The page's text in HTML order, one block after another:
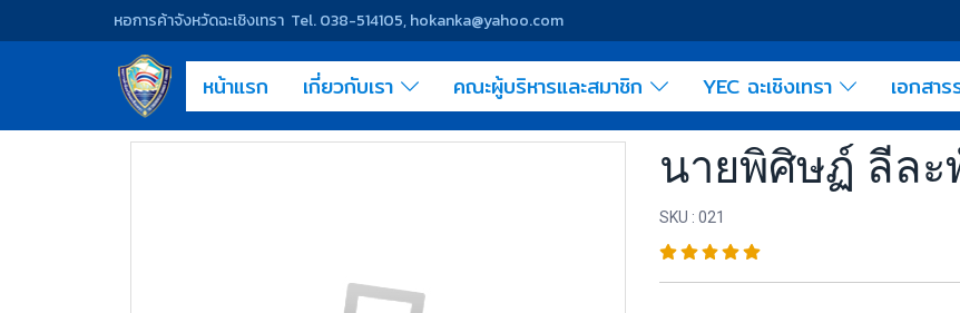
หอการค้าจังหวัดฉะเชิงเทรา Tel. 038-514105, hokanka@yahoo.com
หน้าแรก เกี่ยวกับเรา คณะผู้บริหารและสมาชิก YEC ฉะเชิงเทรา เอกสา
นายพิศิษฏ์ ลีล
SKU : 021